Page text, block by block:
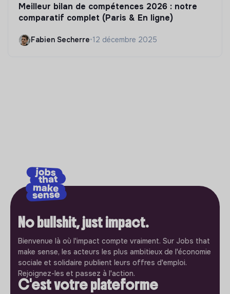
Meilleur bilan de compétences 2026 : notre
comparatif complet (Paris & En ligne)
Fabien Secherre•12 décembre 2025
No bullshit, just impact.
Bienvenue là où l'impact compte vraiment. Sur Jobs that
make sense, les acteurs les plus ambitieux de l'économie
sociale et solidaire publient leurs offres d'emploi.
Rejoignez-les et passez à l'action.
C'est votre plateforme